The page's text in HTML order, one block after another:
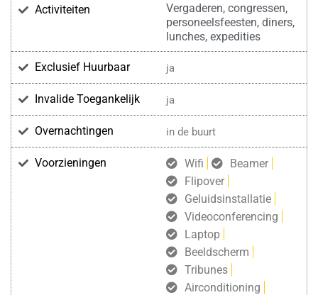
Activiteiten
Vergaderen, congressen,
personeelsfeesten, diners,
lunches, expedities
Exclusief Huurbaar ja
Invalide Toegankelijk ja
Overnachtingen in de buurt
Voorzieningen Wifi
Beamer
Flipover
Geluidsinstallatie
Videoconferencing
Laptop
Beeldscherm
Tribunes
Airconditioning